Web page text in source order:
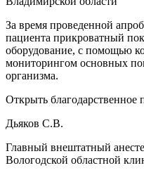
За время проведенной
пациента прикроватный
оборудование, с помощью
мониторингом основных
организма.
Открыть благодарственное
Дьяков С.В.
Главный внештатный
Вологодской областной